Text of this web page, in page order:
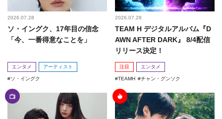
2026.07.28
ソ・イングク、17年目の信念
「今、一番得意なことを」
エンタメ アーティスト
ソ・イングク
2026.07.28
TEAM H デジタルアルバム『D
AWN AFTER DARK』 8/4配信
リリース決定！
注目 エンタメ
TEAMH チャン・グンソク